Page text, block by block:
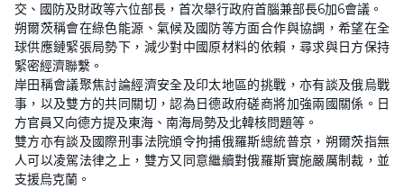
交、國防及財政等六位部長，首次舉行政府首腦兼部長6加6會議。
朔爾茨稱會在綠色能源、氣候及國防等方面合作與協調，希望在全
球供應鏈緊張局勢下，減少對中國原材料的依賴，尋求與日方保持
緊密經濟聯繫。
岸田稱會議聚焦討論經濟安全及印太地區的挑戰，亦有談及俄烏戰
事，以及雙方的共同關切，認為日德政府磋商將加強兩國關係。日
方官員又向德方提及東海、南海局勢及北韓核問題等。
雙方亦有談及國際刑事法院頒令拘捕俄羅斯總統普京，朔爾茨指無
人可以凌駕法律之上，雙方又同意繼續對俄羅斯實施嚴厲制裁，並
支援烏克蘭。